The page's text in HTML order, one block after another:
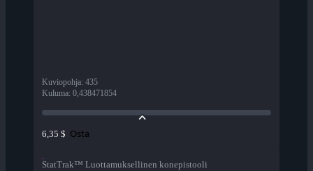
Kuviopohja: 435
Kuluma: 0,438471854
6,35 $ Osta
StatTrak™ Luottamuksellinen konepistooli